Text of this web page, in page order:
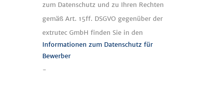
zum Datenschutz und zu Ihren Rechten
gemäß Art. 15ff. DSGVO gegenüber der
extrutec GmbH finden Sie in den
Informationen zum Datenschutz für
Bewerber
-